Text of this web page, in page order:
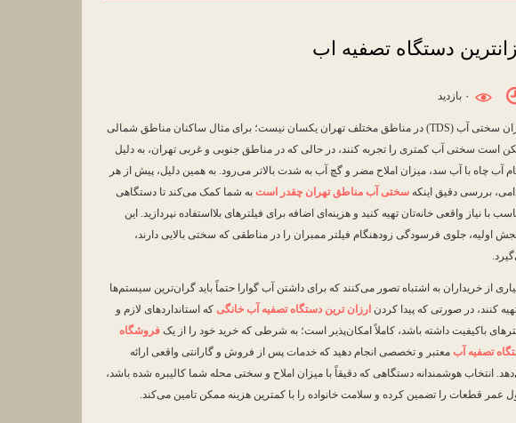
دستگاه تصفیه اب
میزان سختی آب (TDS) در مناطق مختلف تهران یکسان نیست؛ برای مثال ساکنان مناطق شمالی
است سختی آب کمتری را تجربه کنند، در حالی که در مناطق جنوبی و غربی تهران، به دلیل
آب چاه با آب سد، میزان املاح مضر و گچ آب به شدت بالاتر می‌رود. به همین دلیل، پیش از هر
بررسی دقیق اینکه سختی آب مناطق تهران چقدر است به شما کمک می‌کند تا دستگاهی
با نیاز واقعی خانه‌تان تهیه کنید و هزینه‌ای اضافه برای فیلترهای بلااستفاده نپردازید. این
اولیه، جلوی فرسودگی زودهنگام فیلتر ممبران را در مناطقی که سختی بالایی دارند،
از خریداران به اشتباه تصور می‌کنند که برای داشتن آب گوارا حتماً باید گران‌ترین سیستم‌ها
کنند، در صورتی که پیدا کردن ارزان ترین دستگاه تصفیه آب خانگی که استانداردهای لازم و
باکیفیت داشته باشد، کاملاً امکان‌پذیر است؛ به شرطی که خرید خود را از یک فروشگاه
تصفیه آب معتبر و تخصصی انجام دهید که خدمات پس از فروش و گارانتی واقعی ارائه
انتخاب هوشمندانه دستگاهی که دقیقاً با میزان املاح و سختی محله شما کالیبره شده باشد،
عمر قطعات را تضمین کرده و سلامت خانواده را با کمترین هزینه ممکن تامین می‌کند.